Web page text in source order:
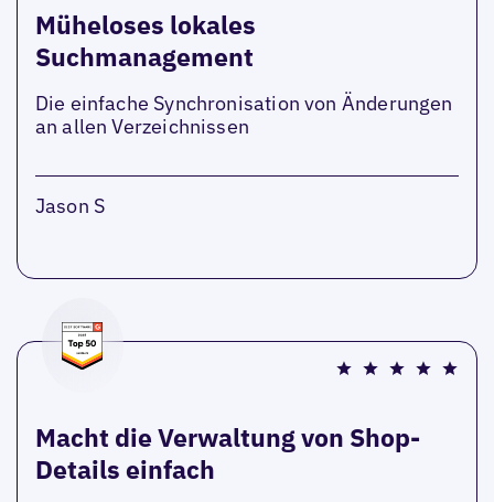
Müheloses lokales
Suchmanagement
Die einfache Synchronisation von Änderungen
an allen Verzeichnissen
Jason S
Macht die Verwaltung von Shop-
Details einfach